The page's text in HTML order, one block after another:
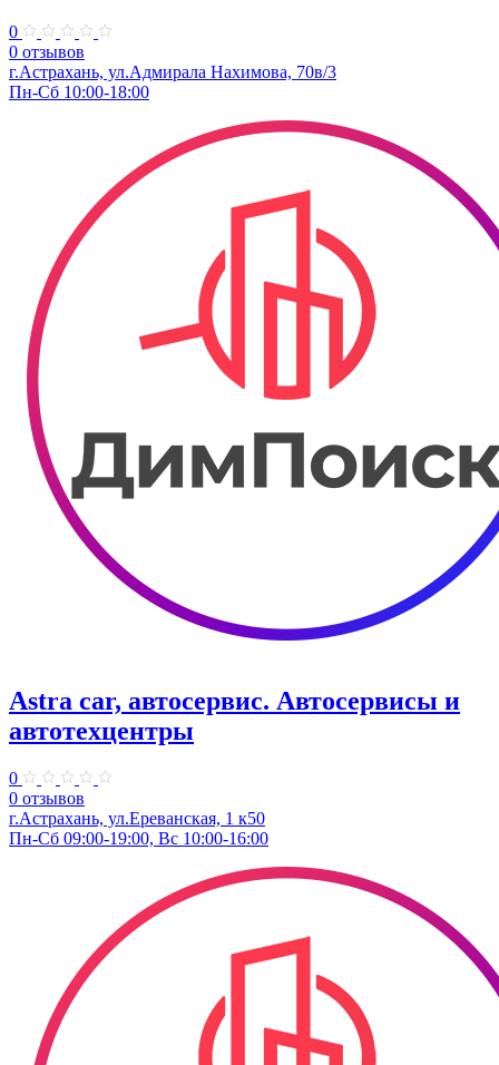
0
0 отзывов
г.Астрахань, ул.Адмирала Нахимова, 70в/3
Пн-Сб 10:00-18:00
Astra car, автосервис. Автосервисы и
автотехцентры
0
0 отзывов
г.Астрахань, ул.Ереванская, 1 к50
Пн-Сб 09:00-19:00, Вс 10:00-16:00